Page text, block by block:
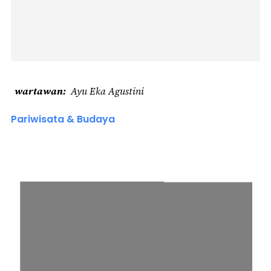
wartawan Ayu Eka Agustini
Pariwisata & Budaya